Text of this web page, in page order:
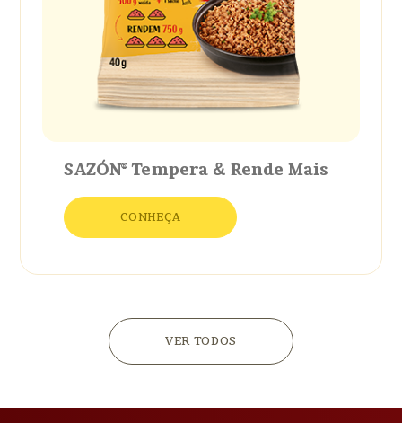
SAZÓN® Tempera & Rende Mais
CONHEÇA
VER TODOS